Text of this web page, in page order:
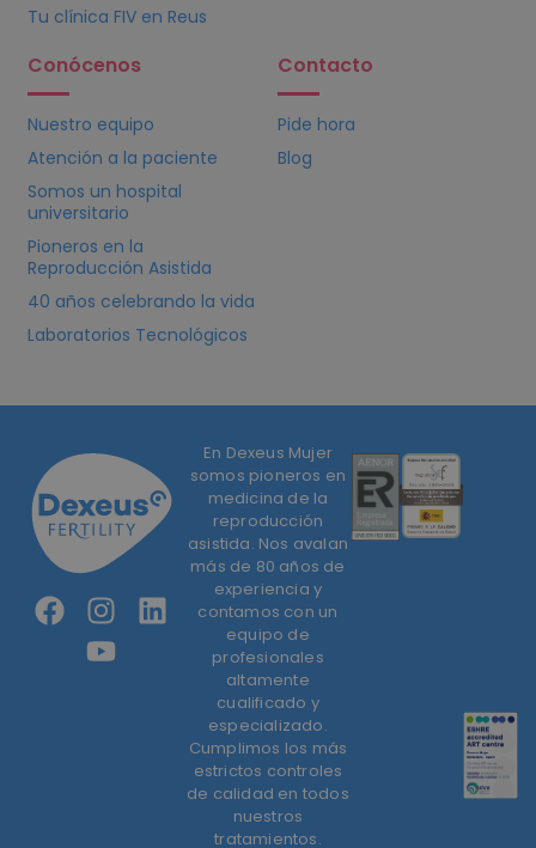
Tu clínica FIVen Reus
Conócenos
Nuestro equipo
Atención a la paciente
Somos un hospital
universitario
Pioneros en la
Reproducción Asistida
40 años celebrando la vida
Laboratorios Tecnológicos
Contacto
Pide hora
Blog
En Dexeus Mujer
somos pioneros en
medicina de la
reproducción
asistida. Nos avalan
más de 80 años de
experiencia y
contamos con un
equipo de
profesionales
altamente
cualificado y
especializado.
Cumplimos los más
estrictos controles
de calidad en todos
nuestros
tratamientos.